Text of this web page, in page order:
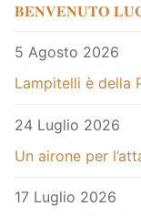
𝐁𝐄𝐍𝐕𝐄𝐍𝐔𝐓𝐎
5 Agosto 2026
Lampitelli è della
24 Luglio 2026
Un airone per
17 Luglio 2026